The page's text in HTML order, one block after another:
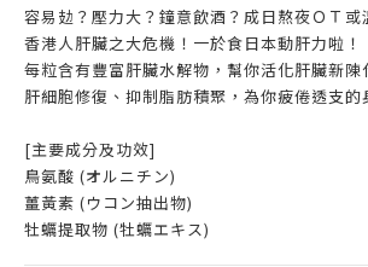
容易攰？壓力大？鐘意飲酒？成日熬夜ＯＴ或
香港人肝臟之大危機！一於食日本動肝力啦！
每粒含有豐富肝臟水解物，幫你活化肝臟新陳
肝細胞修復、抑制脂肪積聚，為你疲倦透支的
[主要成分及功效]
鳥氨酸 (オルニチン)
薑黃素 (ウコン抽出物)
牡蠣提取物 (牡蠣エキス)